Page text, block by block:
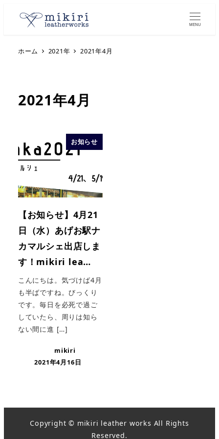
MENU
ホーム 2021年 2021年4月
2021年4月
お知らせ
【お知らせ】4月21
日（水）あげお駅ナ
カマルシェ出店しま
す！mikiri lea…
こんにちは。気づけば4月
も半ばですね。びっくり
です。毎日を必死で過ご
していたら、周りは知ら
ない間に進 […]
mikiri
2021年4月16日
Copyright © mikiri leather works All Rights
Reserved.